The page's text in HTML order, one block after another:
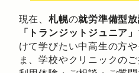
現在、 札幌の就労準備型
「トランジットジュニア」
けて学びたい中高生の方
ま、学校やクリニックの